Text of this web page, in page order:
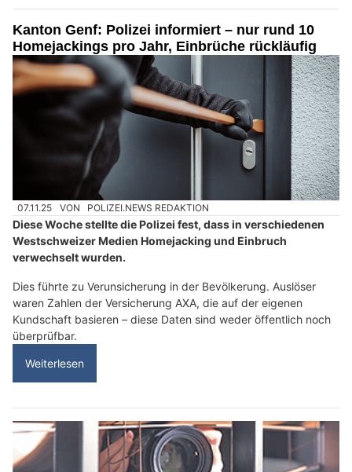
Kanton Genf: Polizei informiert – nur rund 10
Homejackings pro Jahr, Einbrüche rückläufig
07.11.25 VON POLIZEI.NEWS REDAKTION
Diese Woche stellte die Polizei fest, dass in verschiedenen
Westschweizer Medien Homejacking und Einbruch
verwechselt wurden.
Dies führte zu Verunsicherung in der Bevölkerung. Auslöser
waren Zahlen der Versicherung AXA, die auf der eigenen
Kundschaft basieren – diese Daten sind weder öffentlich noch
überprüfbar.
Weiterlesen